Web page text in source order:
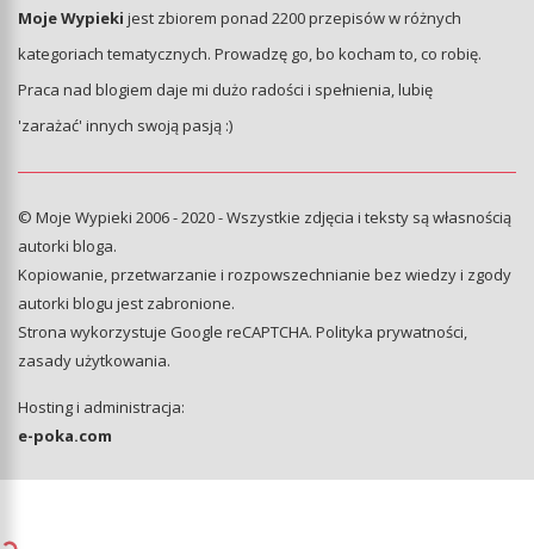
Moje Wypieki jest zbiorem ponad 2200 przepisów w różnych
kategoriach tematycznych. Prowadzę go, bo kocham to, co robię.
Praca nad blogiem daje mi dużo radości i spełnienia, lubię
'zarażać' innych swoją pasją :)
© Moje Wypieki 2006 - 2020 - Wszystkie zdjęcia i teksty są własnością
autorki bloga.
Kopiowanie, przetwarzanie i rozpowszechnianie bez wiedzy i zgody
autorki blogu jest zabronione.
Strona wykorzystuje Google reCAPTCHA. Polityka prywatności,
zasady użytkowania.
Hosting i administracja:
e-poka.com